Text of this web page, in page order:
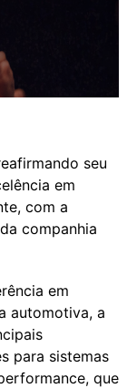
seu
em
com a
companhia
em
automotiva, a
para sistemas
que